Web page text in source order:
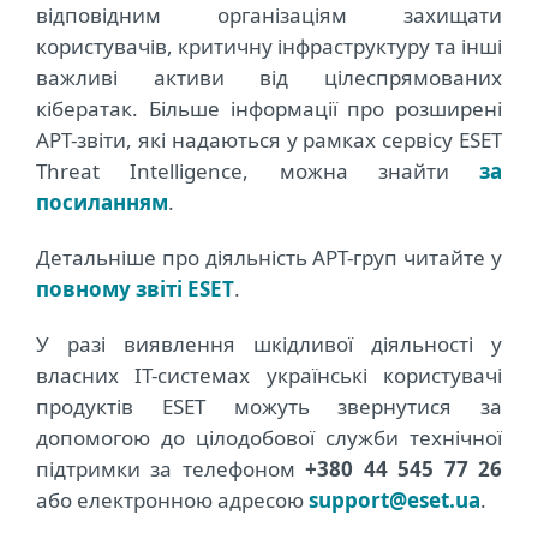
відповідним організаціям захищати
користувачів, критичну інфраструктуру та інші
важливі активи від цілеспрямованих
кібератак. Більше інформації про розширені
APT-звіти, які надаються у рамках сервісу ESET
Threat Intelligence, можна знайти за
посиланням.
Детальніше про діяльність APT-груп читайте у
повному звіті ESET.
У разі виявлення шкідливої діяльності у
власних IT-системах українські користувачі
продуктів ESET можуть звернутися за
допомогою до цілодобової служби технічної
підтримки за телефоном+380 44 545 77 26
або електронною адресоюsupport@eset.ua.